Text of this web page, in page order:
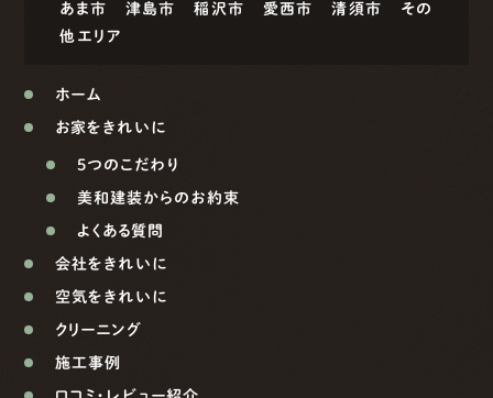
あま市
津島市 稲沢市 愛西市 清須市
その
他エリア
ホーム
お家をきれいに
5つのこだわり
美和建装からのお約束
よくある質問
会社をきれいに
空気をきれいに
クリーニング
施工事例